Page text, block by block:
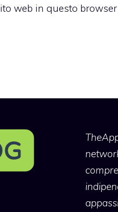
web in questo